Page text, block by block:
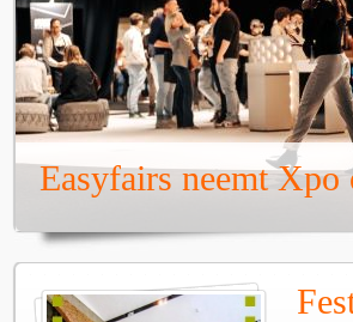
Easyfairs neemt Xpo